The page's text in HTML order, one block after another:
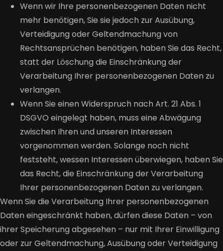
Wenn wir Ihre personenbezogenen Daten nicht
mehr benötigen, Sie sie jedoch zur Ausübung,
Verteidigung oder Geltendmachung von
Rechtsansprüchen benötigen, haben Sie das Recht,
statt der Löschung die Einschränkung der
Verarbeitung Ihrer personenbezogenen Daten zu
verlangen.
Wenn Sie einen Widerspruch nach Art. 21 Abs. 1
DSGVO eingelegt haben, muss eine Abwägung
zwischen Ihren und unseren Interessen
vorgenommen werden. Solange noch nicht
feststeht, wessen Interessen überwiegen, haben Sie
das Recht, die Einschränkung der Verarbeitung
Ihrer personenbezogenen Daten zu verlangen.
Wenn Sie die Verarbeitung Ihrer personenbezogenen
Daten eingeschränkt haben, dürfen diese Daten – von
ihrer Speicherung abgesehen – nur mit Ihrer Einwilligung
oder zur Geltendmachung, Ausübung oder Verteidigung